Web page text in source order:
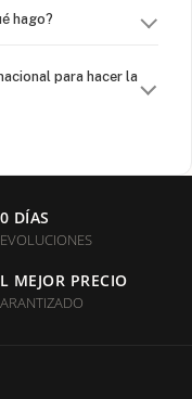
hago?
para hacer la
para que sea
DÍAS
MEJOR PRECIO